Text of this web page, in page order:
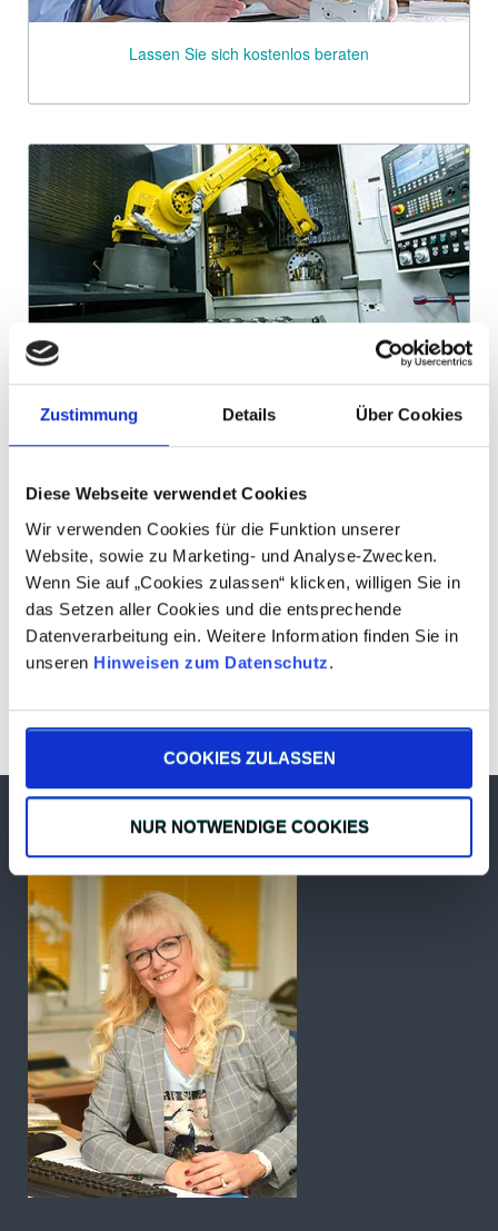
Zustimmung Details Über Cookies
Diese Webseite verwendet Cookies
Wir verwenden Cookies für die Funktion unserer
Website, sowie zu Marketing- und Analyse-Zwecken.
Wenn Sie auf „Cookies zulassen“ klicken, willigen Sie in
das Setzen aller Cookies und die entsprechende
Datenverarbeitung ein. Weitere Information finden Sie in
unseren Hinweisen zum Datenschutz.
COOKIES ZULASSEN
NUR NOTWENDIGE COOKIES
Lassen Sie sich kostenlos beraten
Ihre Ansprechpartnerin Birgit Tandler